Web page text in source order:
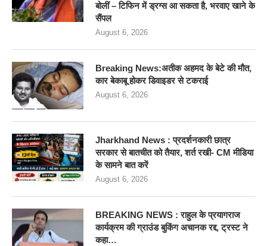
बोलीं – टिफिन में ड्रग्स आ सकता है, भरवाए खाने के
सैंपल
August 6, 2026
Breaking News:अतीक अहमद के बेटे की मौत,
कार बेकाबू होकर डिवाइडर से टकराई
August 6, 2026
Jharkhand News : प्रदर्शनकारी छात्र
सरकार से बातचीत को तैयार, शर्त रखी- CM मीडिया
के सामने बात करें
August 6, 2026
BREAKING NEWS : राहुल के प्रयागराज
कार्यक्रम की ग्राउंड बुकिंग अचानक रद्द, ट्रस्ट ने
कहा…